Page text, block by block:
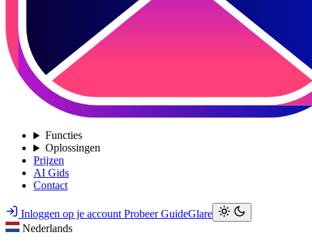
Functies
Oplossingen
Prijzen
AI Gids
Contact
Inloggen op je account Probeer GuideGlare
Nederlands